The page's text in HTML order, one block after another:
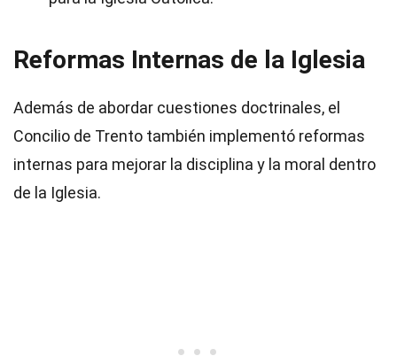
Reformas Internas de la Iglesia
Además de abordar cuestiones doctrinales, el
Concilio de Trento también implementó reformas
internas para mejorar la disciplina y la moral dentro
de la Iglesia.